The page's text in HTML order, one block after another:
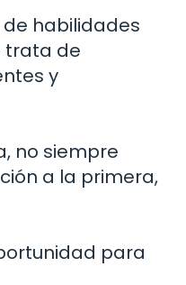
habilidades
trata de
y
no siempre
a la primera,
para